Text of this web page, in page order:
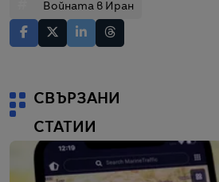
Войната в Иран
СВЪРЗАНИ
СТАТИИ